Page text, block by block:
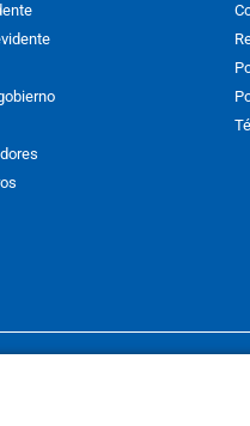
así como su traducción a
permission is prohibited. All